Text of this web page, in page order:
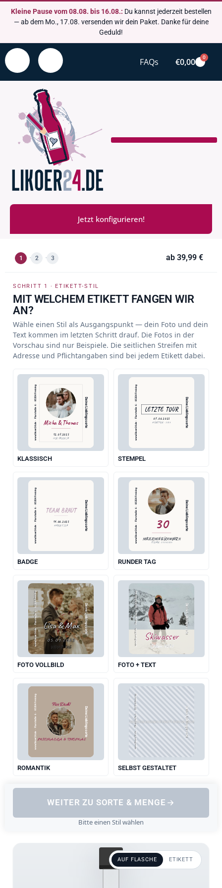
Kleine Pause vom 08.08. bis 16.08.: Du kannst jederzeit bestellen
— ab dem Mo., 17.08. versenden wir dein Paket. Danke für deine
Geduld!
FAQs €0,00 0
Jetzt konfigurieren!
1 2 3 ab 39,99 €
SCHRITT 1 · ETIKETT-STIL
MIT WELCHEM ETIKETT FANGEN WIR
AN?
Wähle einen Stil als Ausgangspunkt — dein Foto und dein
Text kommen im letzten Schritt drauf. Die Fotos in der
Vorschau sind nur Beispiele. Die seitlichen Streifen mit
Adresse und Pflichtangaben sind bei jedem Etikett dabei.
www.likoer24.de  ·  Flurstraße 6  ·  85354 Freising Micha & Thomas
12.07.2025
WIR SAGEN JA
Deine Lieblingssorte
KLASSISCH
www.likoer24.de  ·  Flurstraße 6  ·  85354 Freising LETZTE TOUR
07.06.2025
MÜNCHEN · 2025 Deine Lieblingssorte
STEMPEL
www.likoer24.de  ·  Flurstraße 6  ·  85354 Freising TEAM BRAUT
14.06.2025
MARIE'S JGA Deine Lieblingssorte
BADGE
www.likoer24.de  ·  Flurstraße 6  ·  85354 Freising 30
HERZLICHEN GLÜCKWUNSCH
STEFAN · 21.05.2025
Deine Lieblingssorte
RUNDER TAG
www.likoer24.de  ·  Flurstraße 6  ·  85354 Freising Lisa & Max
05.09.2025
UNSER TAG
Deine Lieblingssorte
FOTO VOLLBILD
www.likoer24.de  ·  Flurstraße 6  ·  85354 Freising Deine Lieblingssorte
Skiwasser
Sölden 2027
FOTO + TEXT
www.likoer24.de  ·  Flurstraße 6  ·  85354 Freising Für Dich!
MICHAELA & THOMAS
Deine Lieblingssorte
ROMANTIK
www.likoer24.de  ·  Flurstraße 6  ·  85354 Freising
LADE DEIN EIGENES ETIKETT-DESIGN HOCH
Deine Lieblingssorte
SELBST GESTALTET
Bitte einen Stil wählen
WEITER ZU SORTE & MENGE
AUF FLASCHE ETIKETT